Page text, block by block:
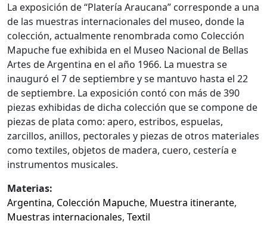
La exposición de “Platería Araucana” corresponde a una
de las muestras internacionales del museo, donde la
colección, actualmente renombrada como Colección
Mapuche fue exhibida en el Museo Nacional de Bellas
Artes de Argentina en el año 1966. La muestra se
inauguró el 7 de septiembre y se mantuvo hasta el 22
de septiembre. La exposición contó con más de 390
piezas exhibidas de dicha colección que se compone de
piezas de plata como: apero, estribos, espuelas,
zarcillos, anillos, pectorales y piezas de otros materiales
como textiles, objetos de madera, cuero, cestería e
instrumentos musicales.
Materias:
Argentina, Colección Mapuche, Muestra itinerante,
Muestras internacionales, Textil